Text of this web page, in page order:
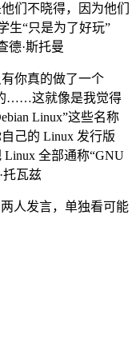
们不晓得，因为他们
生“只是为了好玩”
德·斯托曼
你真的做了一个
……这就像是我觉得
Linux”这些名称
己的 Linux 发行版
全部通称“GNU
瓦兹
人发言，单独看可能